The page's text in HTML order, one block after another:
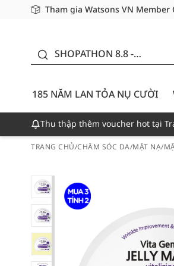
Tham gia Watsons VN Member
Miễn phí giao hàng cho đơn
Giao hàng nhanh 24h - Áp
SHOPATHON 8.8 -
CƯỜI - GIẢM ĐẾN
50%
185 NĂM LAN TỎA NỤ CƯỜI
Thu thập thêm voucher hot tại
TRANG CHỦ/CHĂM SÓC DA/MẶT NẠ/